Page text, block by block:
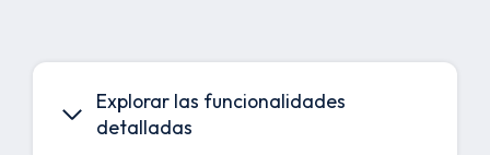
Explorar las funcionalidades
detalladas